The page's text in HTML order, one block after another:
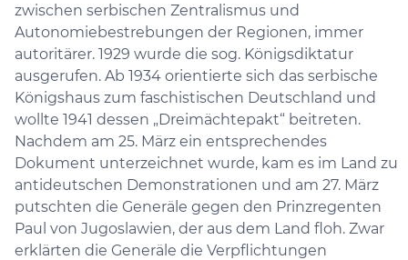
zwischen serbischen Zentralismus und
Autonomiebestrebungen der Regionen, immer
autoritärer. 1929 wurde die sog. Königsdiktatur
ausgerufen. Ab 1934 orientierte sich das serbische
Königshaus zum faschistischen Deutschland und
wollte 1941 dessen „Dreimächtepakt“ beitreten.
Nachdem am 25. März ein entsprechendes
Dokument unterzeichnet wurde, kam es im Land zu
antideutschen Demonstrationen und am 27. März
putschten die Generäle gegen den Prinzregenten
Paul von Jugoslawien, der aus dem Land floh. Zwar
erklärten die Generäle die Verpflichtungen